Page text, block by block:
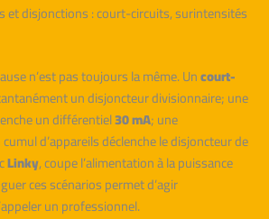
et disjonctions : court-circuits, surintensités
n’est pas toujours la même. Uncourt-
un disjoncteur divisionnaire; une
un différentiel30 mA; une
cumul d’appareils déclenche le disjoncteur de
Linky, coupe l’alimentation à la puissance
ces scénarios permet d’agir
un professionnel.